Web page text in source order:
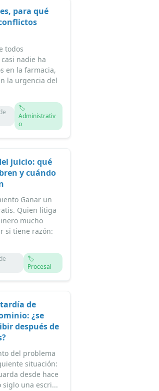
para qué
todos
nadie ha
en la farmacia,
la urgencia del
🏷️
Administrativ
o
juicio: qué
y cuándo
Ganar un
Quien litiga
mucho
si tiene razón:
🏷️
Procesal
de
¿se
después de
del problema
situación:
desde hace
siglo una escri...